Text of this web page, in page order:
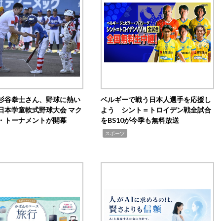
谷拳士さん、野球に熱い
学童軟式野球大会 マク
トーナメントが開幕
ベルギーで戦う日本人選手を応援し
よう シント＝トロイデン戦全試合
をBS10が今季も無料放送
スポーツ